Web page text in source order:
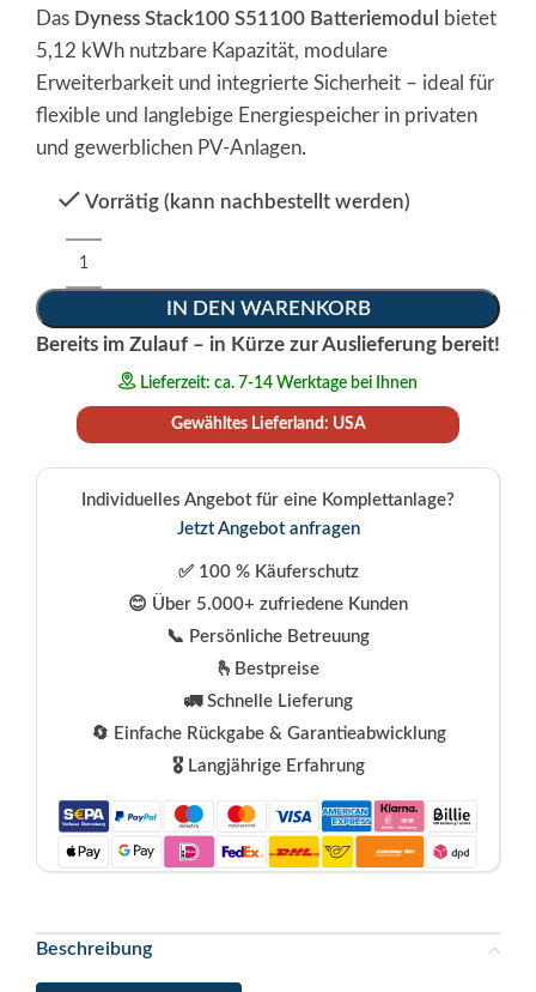
Das Dyness Stack100 S51100 Batteriemodul
bietet
5,12 kWh nutzbare Kapazität, modulare
Erweiterbarkeit und integrierte Sicherheit – ideal für
flexible und langlebige Energiespeicher in privaten
und gewerblichen PV-Anlagen.
Vorrätig (kann nachbestellt werden)
IN DEN WARENKORB
Bereits im Zulauf – in Kürze zur Auslieferung bereit!
Alternative:
Lieferzeit: ca. 7-14 Werktage bei Ihnen
Gewähltes Lieferland: USA
Individuelles Angebot für eine Komplettanlage?
Jetzt Angebot anfragen
✅ 100 % Käuferschutz
😊 Über 5.000+ zufriedene Kunden
📞 Persönliche Betreuung
🫰Bestpreise
🚛 Schnelle Lieferung
🔄 Einfache Rückgabe & Garantieabwicklung
🎖️ Langjährige Erfahrung
Beschreibung